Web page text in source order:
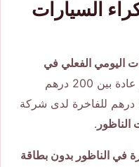
السيارات
اليومي الفعلي في
تتراوح الأسعار عادة بين 200 درهم
الناظور .
في الناظور بدون بطاقة